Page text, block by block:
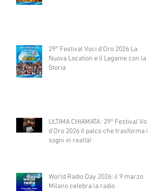
29° Festival Voci d'Oro 2026 La
Nuova Location e il Legame con la
Storia
ULTIMA CHIAMATA: 29° Festival Voci
d'Oro 2026 Il palco che trasforma i
sogni in realtà!
World Radio Day 2026: il 9 marzo
Milano celebra la radio